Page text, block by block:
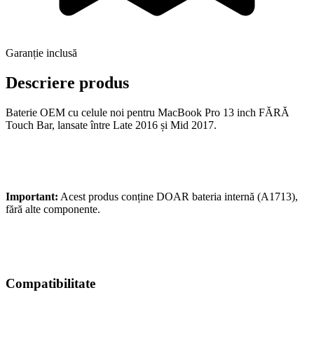
Garanție inclusă
Descriere produs
Baterie OEM cu celule noi pentru MacBook Pro 13 inch FĂRĂ
Touch Bar, lansate între Late 2016 și Mid 2017.
Important: Acest produs conține DOAR bateria internă (A1713),
fără alte componente.
Compatibilitate